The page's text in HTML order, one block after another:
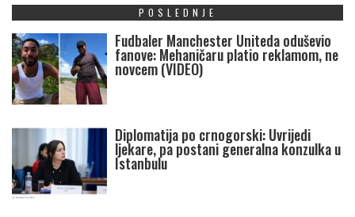
POSLEDNJE
Fudbaler Manchester Uniteda oduševio
fanove: Mehaničaru platio reklamom, ne
novcem (VIDEO)
Diplomatija po crnogorski: Uvrijedi
ljekare, pa postani generalna konzulka u
Istanbulu